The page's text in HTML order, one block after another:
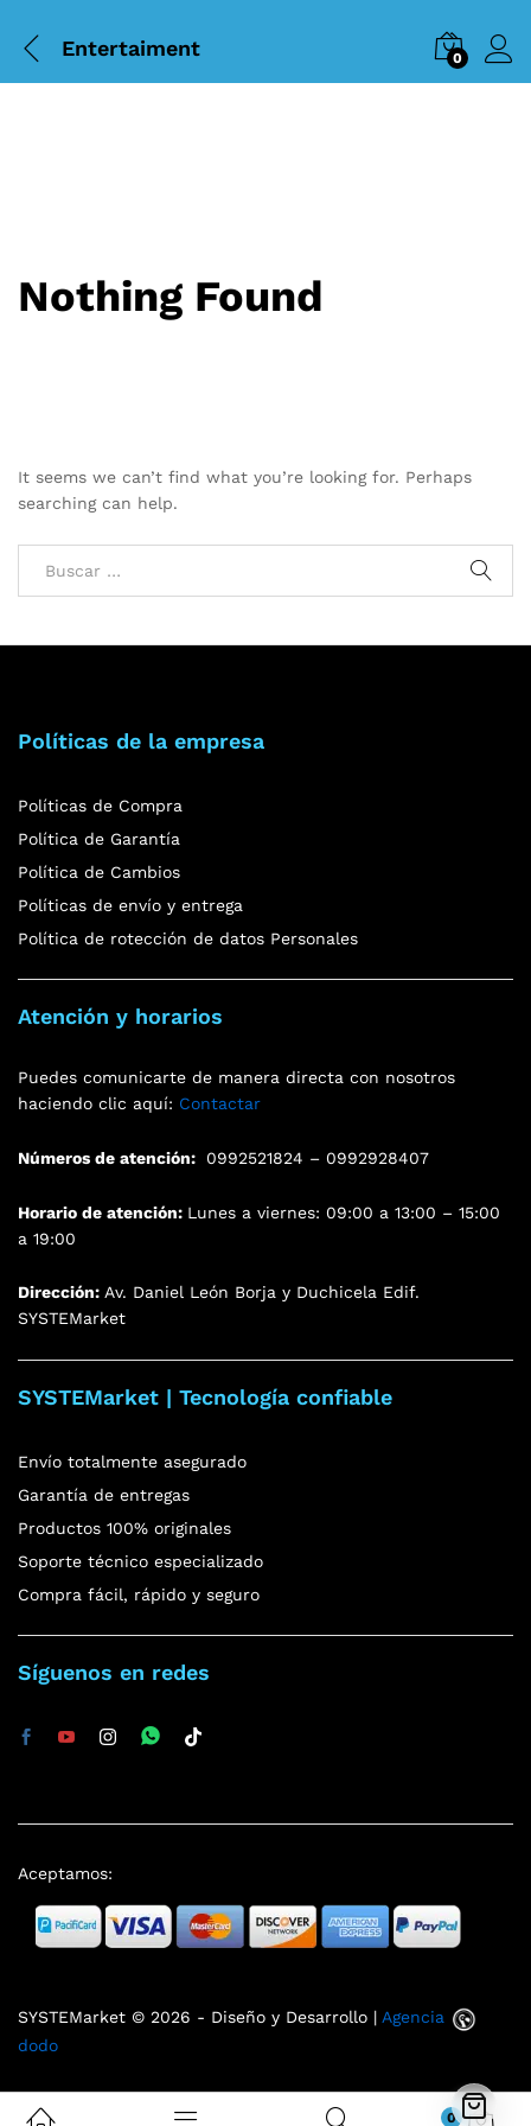
Entertaiment 0
Nothing Found
It seems we can’t find what you’re looking for. Perhaps
searching can help.
Políticas de la empresa
Políticas de Compra
Política de Garantía
Política de Cambios
Políticas de envío y entrega
Política de rotección de datos Personales
Atención y horarios
Puedes comunicarte de manera directa con nosotros
haciendo clic aquí: Contactar
Números de atención: 0992521824 – 0992928407
Horario de atención: Lunes a viernes: 09:00 a 13:00 – 15:00
a 19:00
Dirección: Av. Daniel León Borja y Duchicela Edif.
SYSTEMarket
SYSTEMarket | Tecnología confiable
Envío totalmente asegurado
Garantía de entregas
Productos 100% originales
Soporte técnico especializado
Compra fácil, rápido y seguro
Síguenos en redes
SYSTEMarket © 2026 - Diseño y Desarrollo | Agencia
dodo
Aceptamos:
0